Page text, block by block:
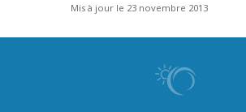
Mis à jour le 23 novembre 2013